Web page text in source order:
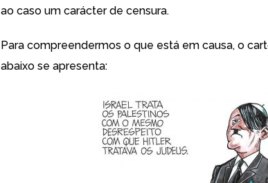
ao caso um carácter de censura.
Para compreendermos o que está em causa, o
abaixo se apresenta: